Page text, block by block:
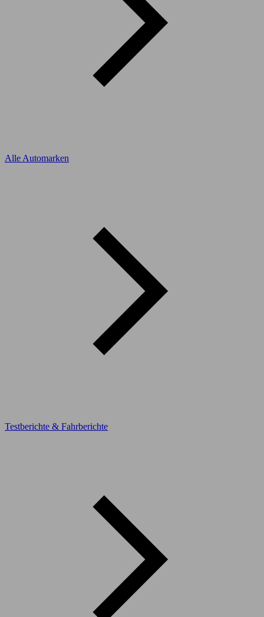
Alle Automarken
Testberichte & Fahrberichte